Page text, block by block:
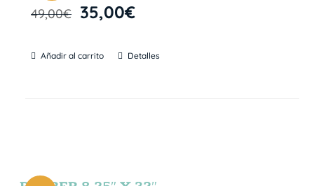
49,00€ 35,00€
Añadir al carrito Detalles